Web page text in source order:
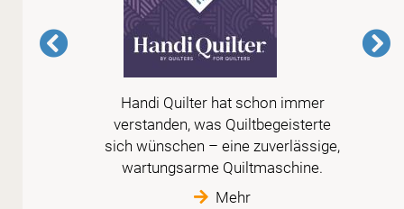
Handi Quilter hat schon immer
verstanden, was Quiltbegeisterte
sich wünschen – eine zuverlässige,
wartungsarme Quiltmaschine.
Mehr